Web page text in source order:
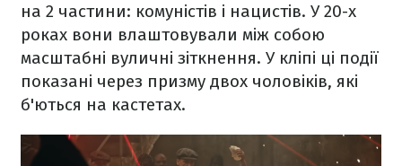
на 2 частини: комуністів і нацистів. У 20-х
роках вони влаштовували між собою
масштабні вуличні зіткнення. У кліпі ці події
показані через призму двох чоловіків, які
б'ються на кастетах.